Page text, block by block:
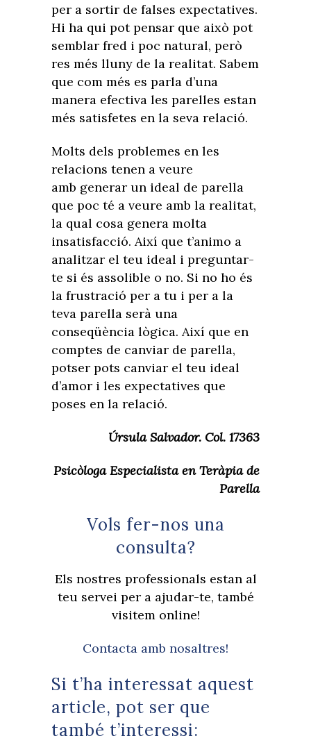
per a sortir de falses expectatives.
Hi ha qui pot pensar que això pot
semblar fred i poc natural, però
res més lluny de la realitat. Sabem
que com més es parla d’una
manera efectiva les parelles estan
més satisfetes en la seva relació.
Molts dels problemes en les
relacions tenen a veure
amb generar un ideal de parella
que poc té a veure amb la realitat,
la qual cosa genera molta
insatisfacció. Així que t’animo a
analitzar el teu ideal i preguntar-
te si és assolible o no. Si no ho és
la frustració per a tu i per a la
teva parella serà una
conseqüència lògica. Així que en
comptes de canviar de parella,
potser pots canviar el teu ideal
d’amor i les expectatives que
poses en la relació.
Úrsula Salvador. Col. 17363
Psicòloga Especialista en Teràpia de
Parella
Vols fer-nos una
consulta?
Els nostres professionals estan al
teu servei per a ajudar-te, també
visitem online!
Contacta amb nosaltres!
Si t’ha interessat aquest
article, pot ser que
també t’interessi: